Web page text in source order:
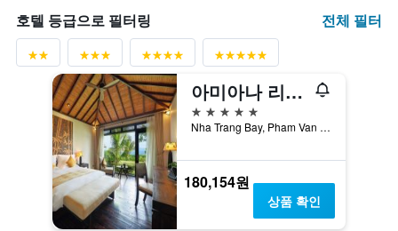
호텔 등급으로 필터링 전체 필터
아미아나 리조트 나트랑
5성급
Nha Trang Bay, Pham Van Dong Street, 냐짱, 베트남
180,154원
상품 확인